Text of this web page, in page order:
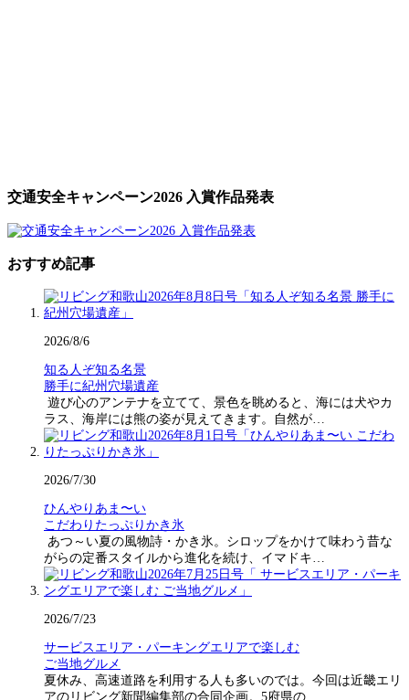
交通安全キャンペーン2026 入賞作品発表
おすすめ記事
2026/8/6
知る人ぞ知る名景
勝手に紀州穴場遺産
遊び心のアンテナを立てて、景色を眺めると、海には犬やカ
ラス、海岸には熊の姿が見えてきます。自然が…
2026/7/30
ひんやりあま〜い
こだわりたっぷりかき氷
あつ～い夏の風物詩・かき氷。シロップをかけて味わう昔な
がらの定番スタイルから進化を続け、イマドキ…
2026/7/23
サービスエリア・パーキングエリアで楽しむ
ご当地グルメ
夏休み、高速道路を利用する人も多いのでは。今回は近畿エリ
アのリビング新聞編集部の合同企画。5府県の…